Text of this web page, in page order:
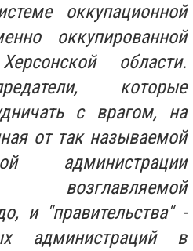
оккупационной
оккупированной
области.
которые
с врагом, на
от так называемой
администрации
возглавляемой
и "правительства" -
администраций в